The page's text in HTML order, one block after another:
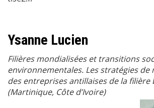
Ysanne Lucien
Filières mondialisées et transitions
environnementales. Les stratégies
des entreprises antillaises de la filière
(Martinique, Côte d’Ivoire)